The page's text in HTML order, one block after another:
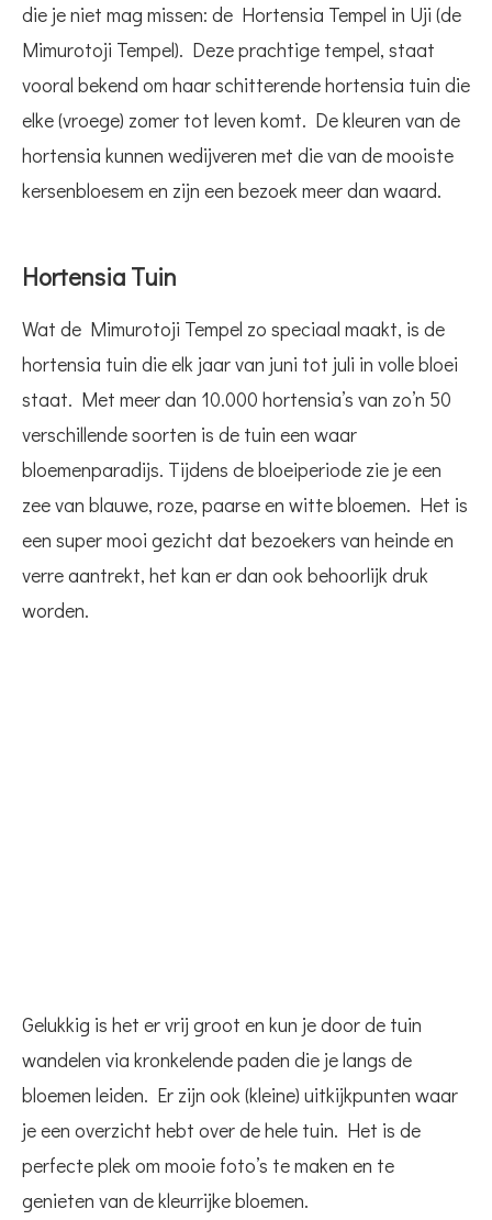
die je niet mag missen: de Hortensia Tempel in Uji (de
Mimurotoji Tempel). Deze prachtige tempel, staat
vooral bekend om haar schitterende hortensia tuin die
elke (vroege) zomer tot leven komt. De kleuren van de
hortensia kunnen wedijveren met die van de mooiste
kersenbloesem en zijn een bezoek meer dan waard.
Hortensia Tuin
Wat de Mimurotoji Tempel zo speciaal maakt, is de
hortensia tuin die elk jaar van juni tot juli in volle bloei
staat. Met meer dan 10.000 hortensia’s van zo’n 50
verschillende soorten is de tuin een waar
bloemenparadijs. Tijdens de bloeiperiode zie je een
zee van blauwe, roze, paarse en witte bloemen. Het is
een super mooi gezicht dat bezoekers van heinde en
verre aantrekt, het kan er dan ook behoorlijk druk
worden.
Gelukkig is het er vrij groot en kun je door de tuin
wandelen via kronkelende paden die je langs de
bloemen leiden. Er zijn ook (kleine) uitkijkpunten waar
je een overzicht hebt over de hele tuin. Het is de
perfecte plek om mooie foto’s te maken en te
genieten van de kleurrijke bloemen.